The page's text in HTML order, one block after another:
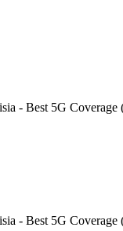
- Best 5G
- Best 5G